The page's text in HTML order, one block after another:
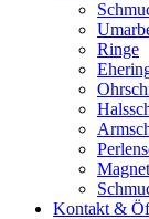
Ringe
Kontakt &